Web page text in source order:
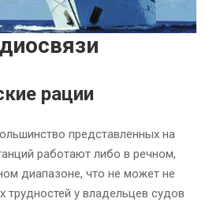
рации
представленных на
работают либо в речном,
диапазоне, что не может не
у владельцев судов